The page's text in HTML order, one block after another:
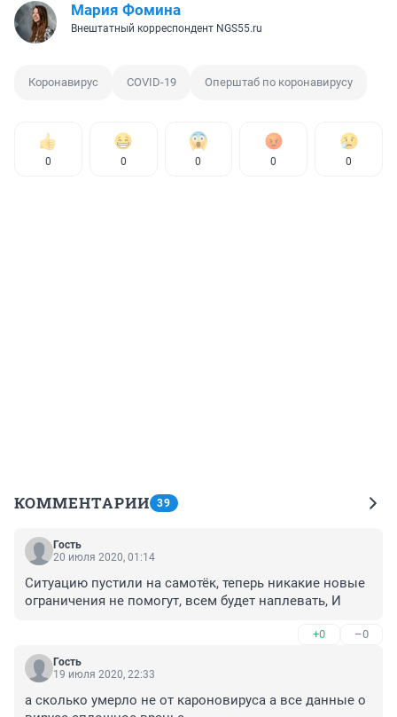
Мария Фомина
Внештатный корреспондент NGS55.ru
Коронавирус COVID-19 Оперштаб по коронавирусу
0 0 0 0 0
КОММЕНТАРИИ 39
Гость
20 июля 2020, 01:14
Ситуацию пустили на самотёк, теперь никакие новые
ограничения не помогут, всем будет наплевать, И
+0 –0
Гость
19 июля 2020, 22:33
а сколько умерло не от кароновируса а все данные о